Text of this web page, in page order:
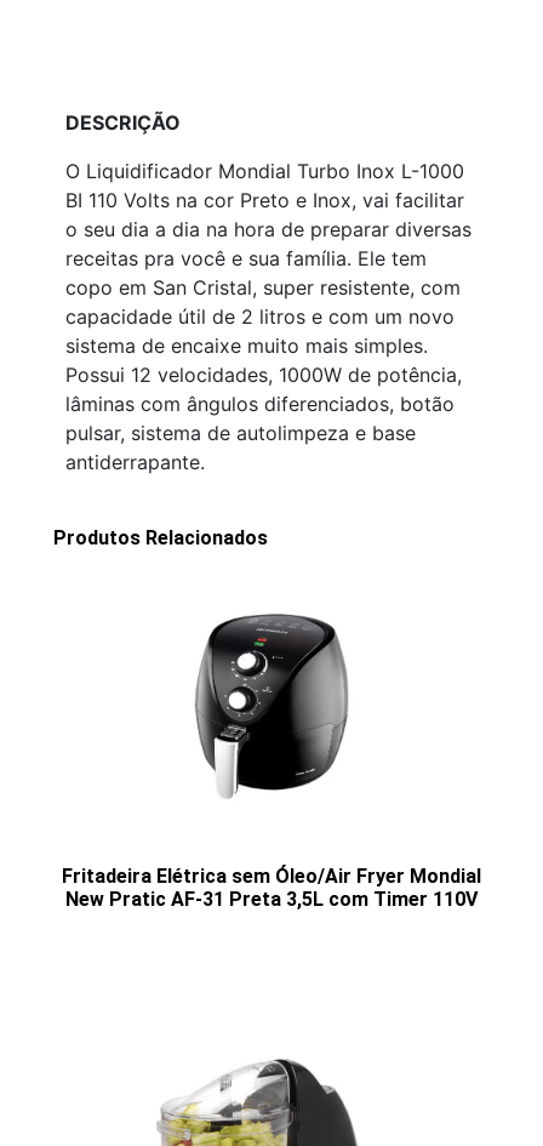
DESCRIÇÃO
O Liquidificador Mondial Turbo Inox L-1000
BI 110 Volts na cor Preto e Inox, vai facilitar
o seu dia a dia na hora de preparar diversas
receitas pra você e sua família. Ele tem
copo em San Cristal, super resistente, com
capacidade útil de 2 litros e com um novo
sistema de encaixe muito mais simples.
Possui 12 velocidades, 1000W de potência,
lâminas com ângulos diferenciados, botão
pulsar, sistema de autolimpeza e base
antiderrapante.
Produtos Relacionados
Fritadeira Elétrica sem Óleo/Air Fryer Mondial
New Pratic AF-31 Preta 3,5L com Timer 110V